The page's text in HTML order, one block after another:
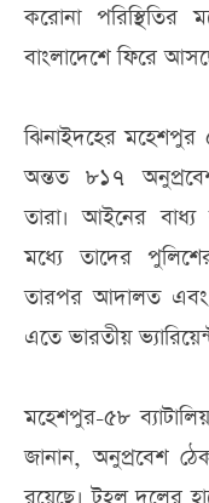
করোনা পরিস্থিতির
বাংলাদেশে ফিরে
ঝিনাইদহের
অন্তত ৮১৭
তারা। আইনের
মধ্যে তাদের
তারপর আদালত এবং
এতে ভারতীয়
মহেশপুর-৫৮
জানান, অনুপ্রবেশ